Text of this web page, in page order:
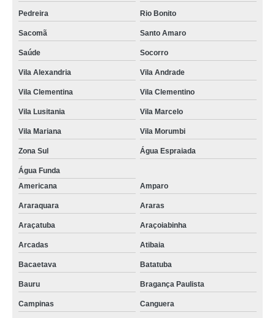
Pedreira Rio Bonito
Sacomã Santo Amaro
Saúde Socorro
Vila Alexandria Vila Andrade
Vila Clementina Vila Clementino
Vila Lusitania Vila Marcelo
Vila Mariana Vila Morumbi
Zona Sul Água Espraiada
Água Funda
Americana
Amparo
Araraquara Araras
Araçatuba Araçoiabinha
Arcadas Atibaia
Bacaetava Batatuba
Bauru Bragança Paulista
Campinas Canguera